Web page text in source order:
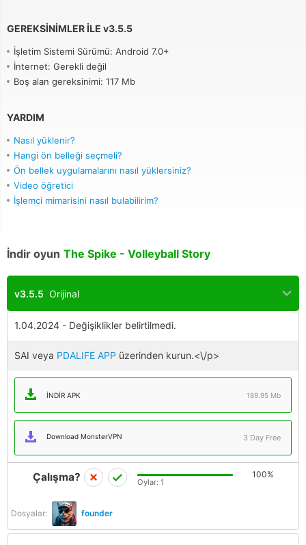
GEREKSINIMLER ILE v3.5.5
İşletim Sistemi Sürümü: Android 7.0+
İnternet: Gerekli değil
Boş alan gereksinimi: 117 Mb
YARDIM
Nasıl yüklenir?
Hangi ön belleği seçmeli?
Ön bellek uygulamalarını nasıl yüklersiniz?
Video öğretici
İşlemci mimarisini nasıl bulabilirim?
İndir oyun The Spike - Volleyball Story
v3.5.5 Orijinal
1.04.2024 - Değişiklikler belirtilmedi.
SAI veya PDALIFE APP üzerinden kurun.<\/p>
İNDIR APK 189.95 Mb
Download MonsterVPN 3 Day Free
Dosyalar: founder
Çalışma? 100%
Oylar: 1